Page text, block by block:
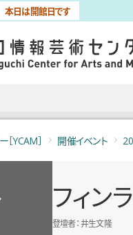
本日は開館日です
YCAM］ 開催イベント
フィン
登壇者 井生文隆